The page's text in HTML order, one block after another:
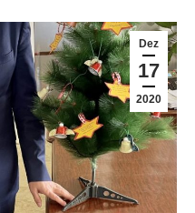
Dez
17
2020